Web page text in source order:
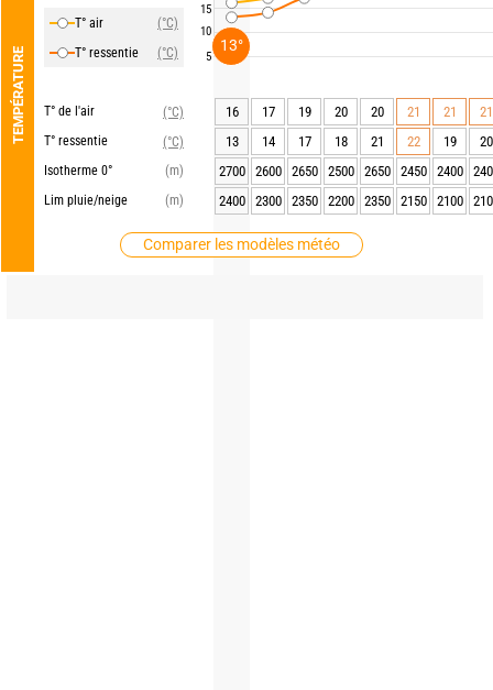
TEMPÉRATURE
T° air
(°C)
T° ressentie
(°C)
T° de l'air
(°C)
T° ressentie
(°C)
Isotherme 0°
(m)
Lim pluie/neige
(m)
Comparer les modèles météo
15
10
5
16 17 19 20 20 21 21
21
13
14 17 18 21 22 19
20
2700
2600 2650 2500 2650 2450 2400
2400
2300 2350 2200 2350 2150 2100
13°